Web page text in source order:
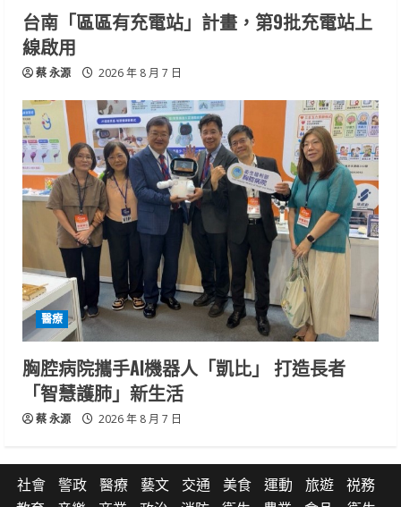
台南「區區有充電站」計畫，第9批充電站上
線啟用
蔡 永源 2026 年 8 月 7 日
醫療
胸腔病院攜手AI機器人「凱比」 打造長者
「智慧護肺」新生活
蔡 永源 2026 年 8 月 7 日
社會 警政 醫療 藝文 交通 美食 運動 旅遊
祱務